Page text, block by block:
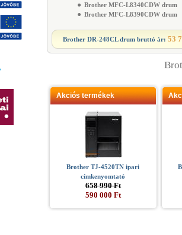
● Brother MFC-L8340CDW drum
● Brother MFC-L8390CDW drum
Brother DR-248CL drum bruttó ár: 53
Akciós termékek
Brother TJ-4520TN ipari
címkenyomtató
658 990 Ft
590 000 Ft